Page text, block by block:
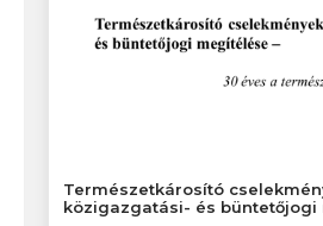
Természetkárosító
közigazgatási- és büntetőjogi